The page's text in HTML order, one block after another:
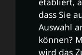
dass Sie
Auswahl
können?
wird das